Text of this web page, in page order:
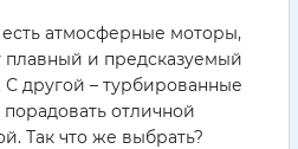
атмосферные моторы,
и предсказуемый
С другой – турбированные
отличной
Так что же выбрать?